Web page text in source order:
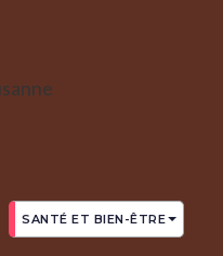
SANTÉ ET BIEN-ÊTRE